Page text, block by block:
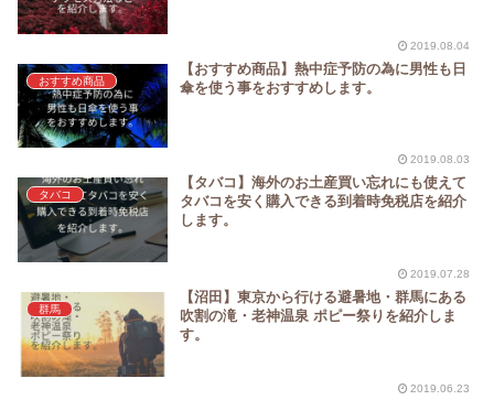
2019.08.04
おすすめ商品
【おすすめ商品】熱中症予防の為に男性も日
傘を使う事をおすすめします。
2019.08.03
タバコ
【タバコ】海外のお土産買い忘れにも使えて
タバコを安く購入できる到着時免税店を紹介
します。
2019.07.28
群馬
【沼田】東京から行ける避暑地・群馬にある
吹割の滝・老神温泉 ポピー祭りを紹介しま
す。
2019.06.23